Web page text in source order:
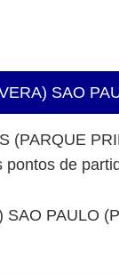
SAO
(PARQUE
de
SAO PAULO